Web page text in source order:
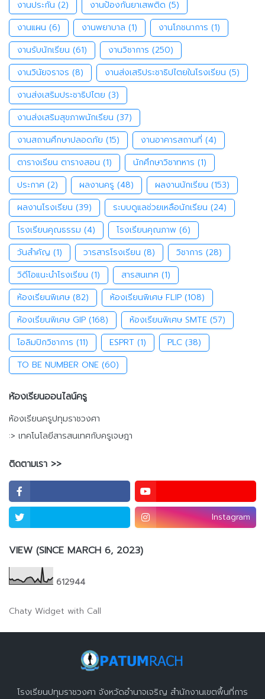
งานประกัน (2) งานป้องกันยาเสพติด (5)
งานแผน (6) งานพยาบาล (1) งานโภชนาการ (1)
งานรับนักเรียน (61) งานวิชาการ (250)
งานวินัยจราจร (8) งานส่งเสริประชาธิปไตยในโรงเรียน (5)
งานส่งเสริมประชาธิปไตย (3)
งานส่งเสริมสุขภาพนักเรียน (37)
งานสถานศึกษาปลอดภัย (15) งานอาคารสถานที่ (4)
ตารางเรียน ตารางสอน (1) นักศึกษาวิชาทหาร (1)
ประกาศ (2) ผลงานครู (48) ผลงานนักเรียน (153)
ผลงานโรงเรียน (39) ระบบดูแลช่วยเหลือนักเรียน (24)
โรงเรียนคุณธรรม (4) โรงเรียนคุณภาพ (6)
วันสำคัญ (1) วารสารโรงเรียน (8) วิชาการ (28)
วิดีโอแนะนำโรงเรียน (1) สารสนเทศ (1)
ห้องเรียนพิเศษ (82) ห้องเรียนพิเศษ FLIP (108)
ห้องเรียนพิเศษ GIP (168) ห้องเรียนพิเศษ SMTE (57)
โอลิมปิกวิชาการ (11) ESPRT (1) PLC (38)
TO BE NUMBER ONE (60)
ห้องเรียนออนไลน์ครู
ห้องเรียนครูปทุมราชวงศา
:> เทคโนโลยีสารสนเทศกับครูเจษฎา
ติดตามเรา >>
Instagram
VIEW (SINCE MARCH 6, 2023)
612944
Chaty Widget with Call
โรงเรียนปทุมราชวงศา จังหวัดอำนาจเจริญ สำนักงานเขตพื้นที่การ